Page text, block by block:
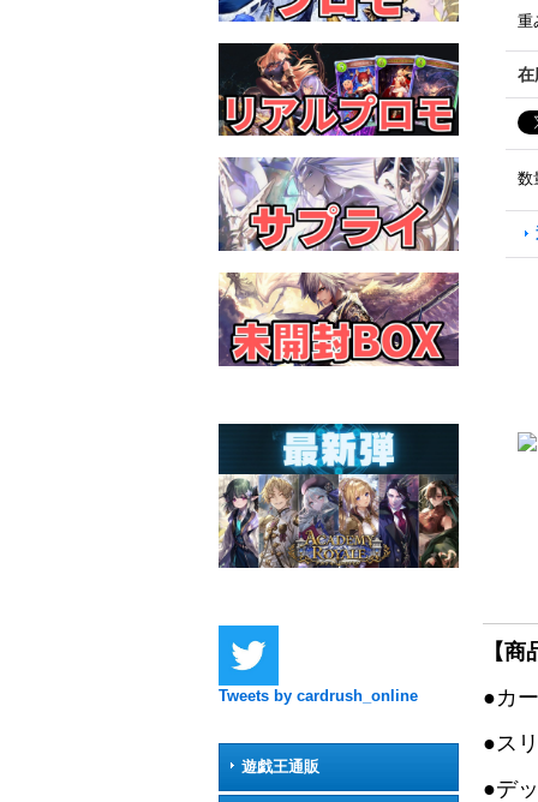
Tweets by cardrush_online
遊戯王通販
重
在
数
【
●カ
●ス
●デ